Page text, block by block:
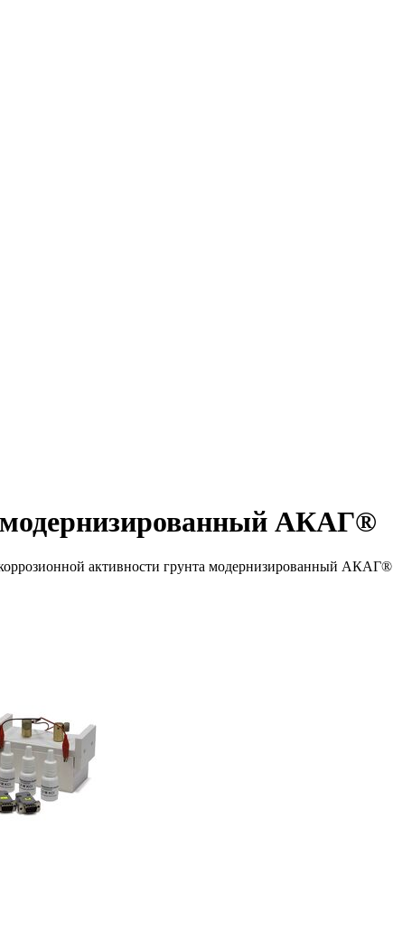
модернизированный АКАГ®
активности грунта модернизированный АКАГ®